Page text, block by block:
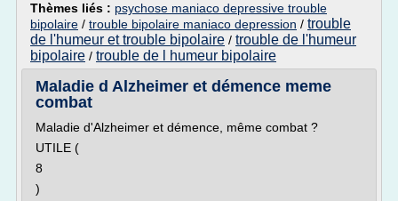
Thèmes liés : psychose maniaco depressive trouble
bipolaire / trouble bipolaire maniaco depression / trouble
de l'humeur et trouble bipolaire / trouble de l'humeur
bipolaire / trouble de l humeur bipolaire
Maladie d Alzheimer et démence meme
combat
Maladie d'Alzheimer et démence, même combat ?
UTILE (
8
)